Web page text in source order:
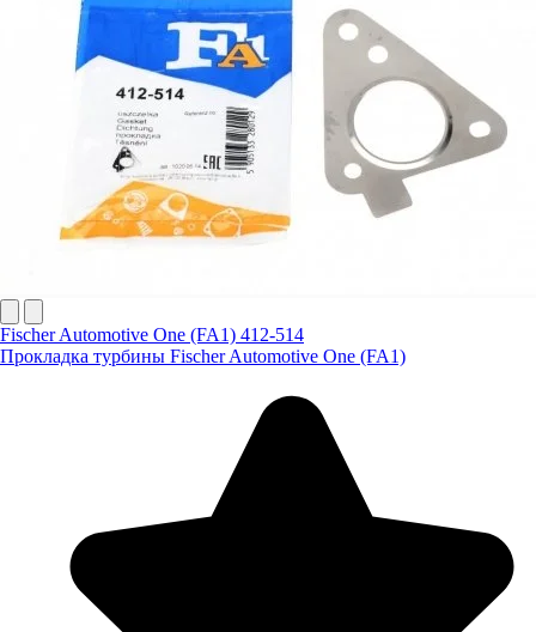
Fischer Automotive One (FA1) 412-514
Прокладка турбины Fischer Automotive One (FA1)